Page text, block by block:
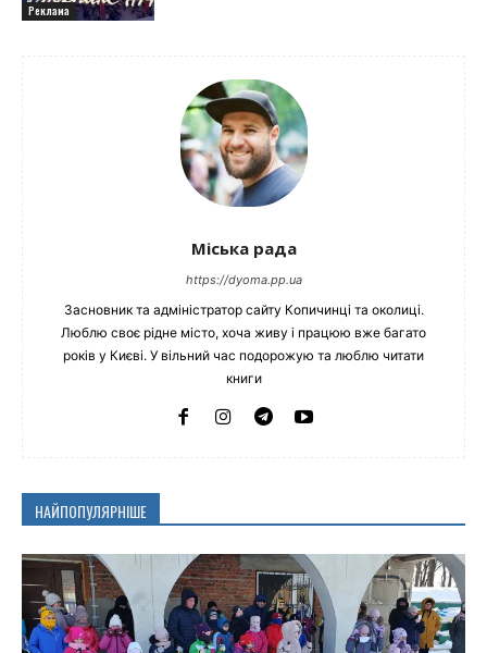
Реклама
Міська рада
https://dyoma.pp.ua
Засновник та адміністратор сайту Копичинці та околиці.
Люблю своє рідне місто, хоча живу і працюю вже багато
років у Києві. У вільний час подорожую та люблю читати
книги
НАЙПОПУЛЯРНІШЕ